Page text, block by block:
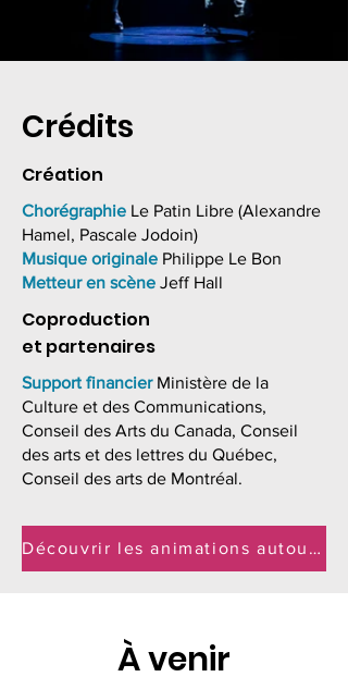
Crédits
Création
Chorégraphie Le Patin Libre (Alexandre
Hamel, Pascale Jodoin)
Musique originale Philippe Le Bon
Metteur en scène Jeff Hall
Coproduction
et partenaires
Support financier Ministère de la
Culture et des Communications,
Conseil des Arts du Canada, Conseil
des arts et des lettres du Québec,
Conseil des arts de Montréal.
Découvrir les animations autour du spectacle
À venir